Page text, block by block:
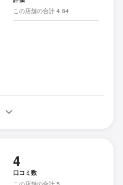
この店舗の合計 4.84
4
口コミ数